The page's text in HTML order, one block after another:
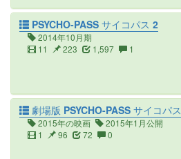
PSYCHO-PASS サイコパス 2
2014年10月期
11
223 1,597 1
劇場版 PSYCHO-PASS サイコパス
2015年の映画
2015年1月公開
1
96 72 0